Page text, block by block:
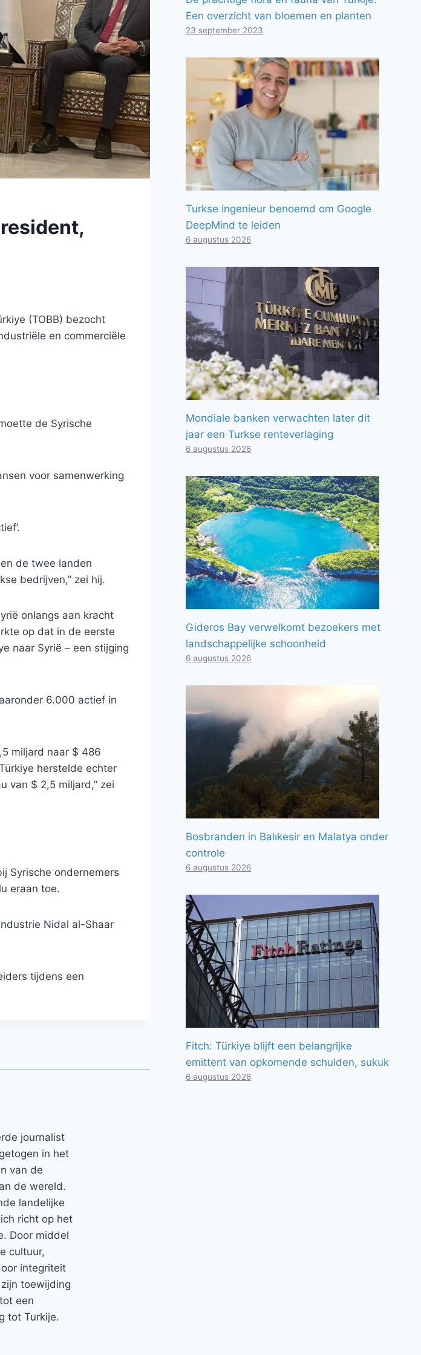
(TOBB) bezocht
en commerciële
de Syrische
voor samenwerking
de twee landen
bedrijven,” zei hij.
onlangs aan kracht
op dat in de eerste
naar Syrië – een stijging
6.000 actief in
miljard naar $ 486
herstelde echter
van $ 2,5 miljard,” zei
Syrische ondernemers
eraan toe.
Nidal al-Shaar
tijdens een
journalist
in het
van de
de wereld.
landelijke
richt op het
Door middel
cultuur,
integriteit
toewijding
een
tot Turkije.
Een overzicht van bloemen en planten
23 september 2023
Turkse ingenieur benoemd om Google
DeepMind te leiden
6 augustus 2026
Mondiale banken verwachten later dit
jaar een Turkse renteverlaging
6 augustus 2026
Gideros Bay verwelkomt bezoekers met
landschappelijke schoonheid
6 augustus 2026
Bosbranden in Balıkesir en Malatya onder
controle
6 augustus 2026
Fitch: Türkiye blijft een belangrijke
emittent van opkomende schulden, sukuk
6 augustus 2026